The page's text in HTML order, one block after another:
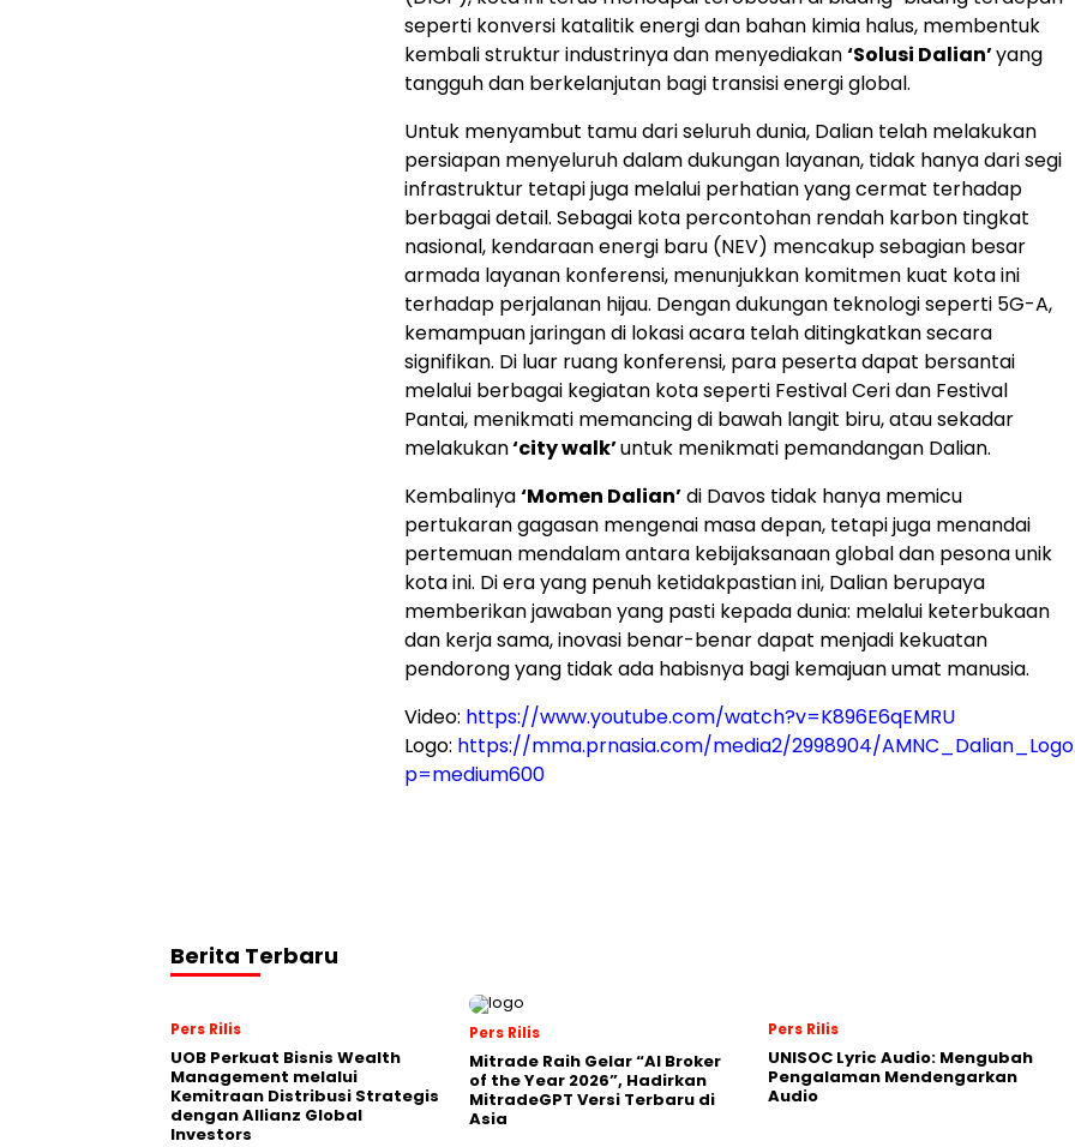
seperti konversi katalitik energi dan bahan kimia halus, membentuk
kembali struktur industrinya dan menyediakan‘Solusi Dalian’yang
tangguh dan berkelanjutan bagi transisi energi global.
Untuk menyambut tamu dari seluruh dunia, Dalian telah melakukan
persiapan menyeluruh dalam dukungan layanan, tidak hanya dari segi
infrastruktur tetapi juga melalui perhatian yang cermat terhadap
berbagai detail. Sebagai kota percontohan rendah karbon tingkat
nasional, kendaraan energi baru (NEV) mencakup sebagian besar
armada layanan konferensi, menunjukkan komitmen kuat kota ini
terhadap perjalanan hijau. Dengan dukungan teknologi seperti 5G-A,
kemampuan jaringan di lokasi acara telah ditingkatkan secara
signifikan. Di luar ruang konferensi, para peserta dapat bersantai
melalui berbagai kegiatan kota seperti Festival Ceri dan Festival
Pantai, menikmati memancing di bawah langit biru, atau sekadar
melakukan‘city walk’untuk menikmati pemandangan Dalian.
Kembalinya‘Momen Dalian’di Davos tidak hanya memicu
pertukaran gagasan mengenai masa depan, tetapi juga menandai
pertemuan mendalam antara kebijaksanaan global dan pesona unik
kota ini. Di era yang penuh ketidakpastian ini, Dalian berupaya
memberikan jawaban yang pasti kepada dunia: melalui keterbukaan
dan kerja sama, inovasi benar-benar dapat menjadi kekuatan
pendorong yang tidak ada habisnya bagi kemajuan umat manusia.
Video: https://www.youtube.com/watch?v=K896E6qEMRU
Logo: https://mma.prnasia.com/media2/2998904/
p=medium600
Berita Terbaru
Pers Rilis
UOB Perkuat Bisnis Wealth
Management melalui
Kemitraan Distribusi Strategis
dengan Allianz Global
Investors
Pers Rilis
Mitrade Raih Gelar “AI Broker
of the Year 2026”, Hadirkan
MitradeGPT Versi Terbaru di
Asia
Pers Rilis
UNISOC Lyric Audio: Mengubah
Pengalaman Mendengarkan
Audio